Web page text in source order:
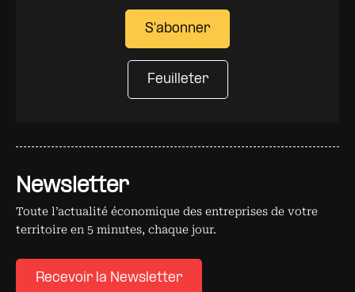
Newsletter
Toute l’actualité économique des entreprises de votre
territoire en 5 minutes, chaque jour.
Recevoir la Newsletter
S'abonner
Feuilleter